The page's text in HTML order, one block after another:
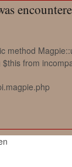
method
from